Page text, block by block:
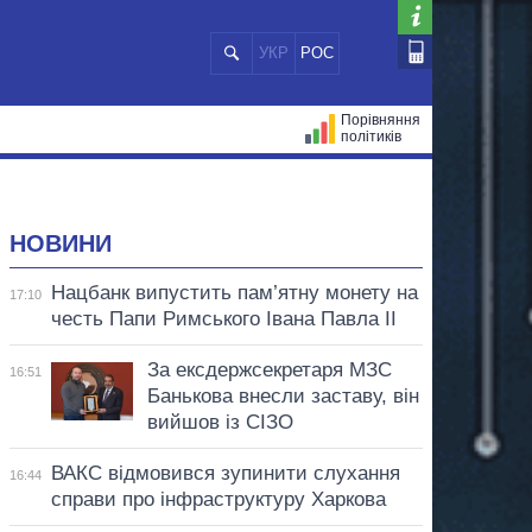
УКР РОС
Порівняння
політиків
НОВИНИ
17:10
Нацбанк випустить пам’ятну монету на
честь Папи Римського Івана Павла II
16:51
За ексдержсекретаря МЗС
Банькова внесли заставу, він
вийшов із СІЗО
16:44
ВАКС відмовився зупинити слухання
справи про інфраструктуру Харкова